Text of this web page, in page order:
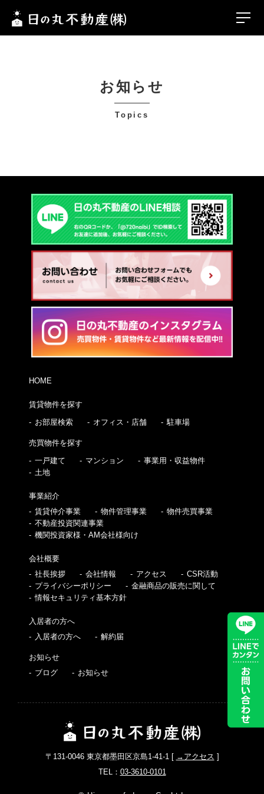
HOME
賃貸物件を探す
お部屋検索
オフィス・店舗 駐車場
売買物件を探す
一戸建て
マンション
事業用・収益物件
土地
事業紹介
賃貸仲介事業
物件管理事業
物件売買事業
不動産投資関連事業
機関投資家様・AM会社様向け
会社概要
社長挨拶
会社情報 アクセス
CSR活動
プライバシーポリシー
金融商品の販売に関して
情報セキュリティ基本方針
入居者の方へ
入居者の方へ
解約届
お知らせ
ブログ
お知らせ
〒131-0046 東京都墨田区京島1-41-1 [ →アクセス ]
TEL： 03-3610-0101